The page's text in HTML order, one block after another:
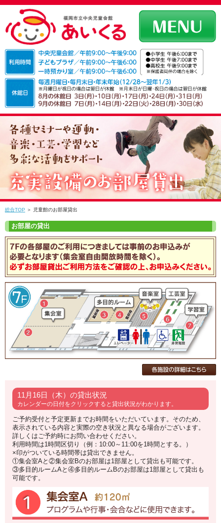
総合TOP ＞ 児童館のお部屋貸出
11月16日（木）の貸出状況
カレンダーの日付をクリックすると貸出状況がわかります。
ご予約受付と予定更新までお時間をいただいています。そのため、
表示されている内容と実際の空き状況と異なる場合がございます。
詳しくはご予約時にお問い合わせください。
利用時間は1時間区切り（例：10:00～11:00を1時間とする。）
×印がついている時間帯は貸出できません。
①集会室Aと②集会室Bのお部屋は1部屋として貸出も可能です。
③多目的ルームAと④多目的ルームBのお部屋は1部屋として貸出も
可能です。